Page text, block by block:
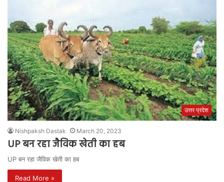
उत्तर प्रदेश
Nishpaksh Dastak March 20, 2023
UP बन रहा जैविक खेती का हब
UP बन रहा जैविक खेती का हब
Read More »